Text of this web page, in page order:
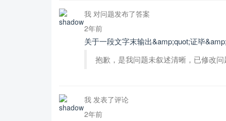
我 对问题发布了答案
2年前
关于一段文字末输出&amp;quot;证毕
抱歉，是我问题未叙述清晰，已修改问
我 发表了评论
2年前